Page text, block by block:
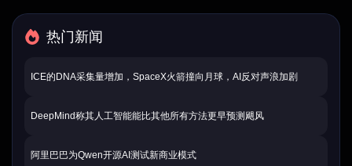
热门新闻
ICE的DNA采集量增加，SpaceX火箭撞向月球，AI反对声浪加剧
DeepMind称其人工智能能比其他所有方法更早预测飓风
阿里巴巴为Qwen开源AI测试新商业模式